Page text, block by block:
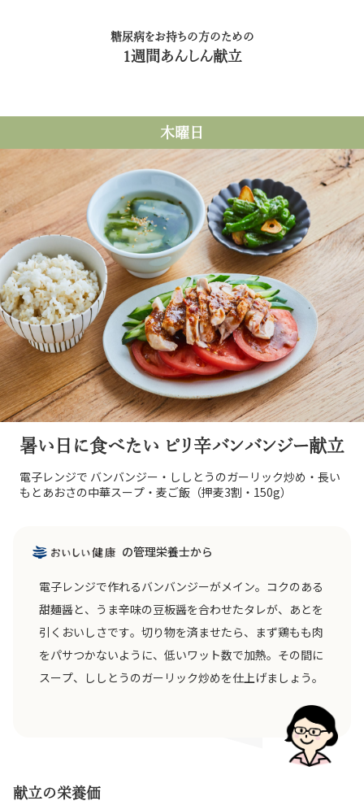
糖尿病をお持ちの方のための
1週間あんしん献立
木曜日
暑い日に食べたい ピリ辛バンバンジー献立
電子レンジで バンバンジー・ししとうのガーリック炒め・長い
もとあおさの中華スープ・麦ご飯（押麦3割・150g）
の管理栄養士から
電子レンジで作れるバンバンジーがメイン。コクのある
甜麺醤と、うま辛味の豆板醤を合わせたタレが、あとを
引くおいしさです。切り物を済ませたら、まず鶏もも肉
をパサつかないように、低いワット数で加熱。その間に
スープ、ししとうのガーリック炒めを仕上げましょう。
献立の栄養価